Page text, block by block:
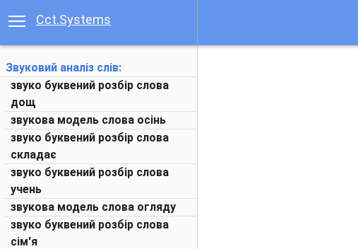
Cct.Systems
Звуковий аналіз слів:
звуко буквений розбір слова
дощ
звукова модель слова осінь
звуко буквений розбір слова
складає
звуко буквений розбір слова
учень
звукова модель слова огляду
звуко буквений розбір слова
сім'я